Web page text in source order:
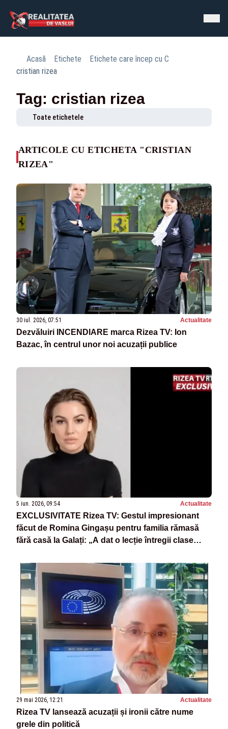
Acasă Etichete
Etichete care încep cu C
cristian rizea
Tag: cristian rizea
Toate etichetele
ARTICOLE CU ETICHETA "CRISTIAN
RIZEA"
30 iul. 2026, 07:51 Actualitate
Dezvăluiri INCENDIARE marca Rizea TV: Ion
Bazac, în centrul unor noi acuzații publice
5 iun. 2026, 09:54 Actualitate
EXCLUSIVITATE Rizea TV: Gestul impresionant
făcut de Romina Gingașu pentru familia rămasă
fără casă la Galați: „A dat o lecție întregii clase
29 mai 2026, 12:21 Actualitate
Rizea TV lansează acuzații și ironii către nume
grele din politică